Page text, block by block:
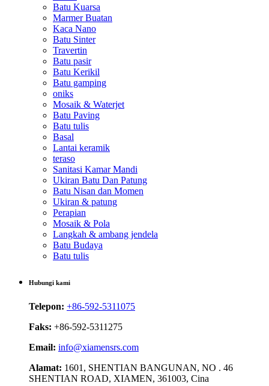
Batu Kuarsa
Marmer Buatan
Kaca Nano
Batu Sinter
Travertin
Batu pasir
Batu Kerikil
Batu gamping
oniks
Mosaik & Waterjet
Batu Paving
Batu tulis
Basal
Lantai keramik
teraso
Sanitasi Kamar Mandi
Ukiran Batu Dan Patung
Batu Nisan dan Momen
Ukiran & patung
Perapian
Mosaik & Pola
Langkah & ambang jendela
Batu Budaya
Batu tulis
Hubungi kami
Telepon: +86-592-5311075
Faks: +86-592-5311275
Email: info@xiamensrs.com
Alamat: 1601, SHENTIAN BANGUNAN, NO . 46
SHENTIAN ROAD, XIAMEN, 361003, Cina